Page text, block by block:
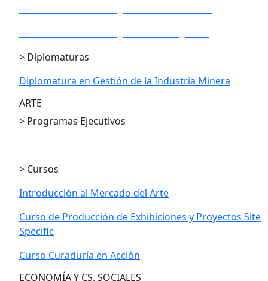
> Diplomaturas
Diplomatura en Gestión de la Industria Minera
ARTE
> Programas Ejecutivos
> Cursos
Introducción al Mercado del Arte
Curso de Producción de Exhibiciones y Proyectos Site
Specific
Curso Curaduría en Acción
ECONOMÍA Y CS. SOCIALES